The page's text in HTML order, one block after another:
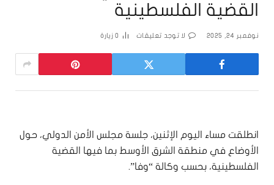
القضية الفلسطينية
نوفمبر 24, 2025 لا توجد تعليقات 0 زيارة
انطلقت مساء اليوم الإثنين، جلسة مجلس الأمن الدولي، حول
الأوضاع في منطقة الشرق الأوسط بما فيها القضية
الفلسطينية، بحسب وكالة “وفا”.